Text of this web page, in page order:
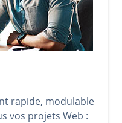
rapide, modulable
vos projets Web :